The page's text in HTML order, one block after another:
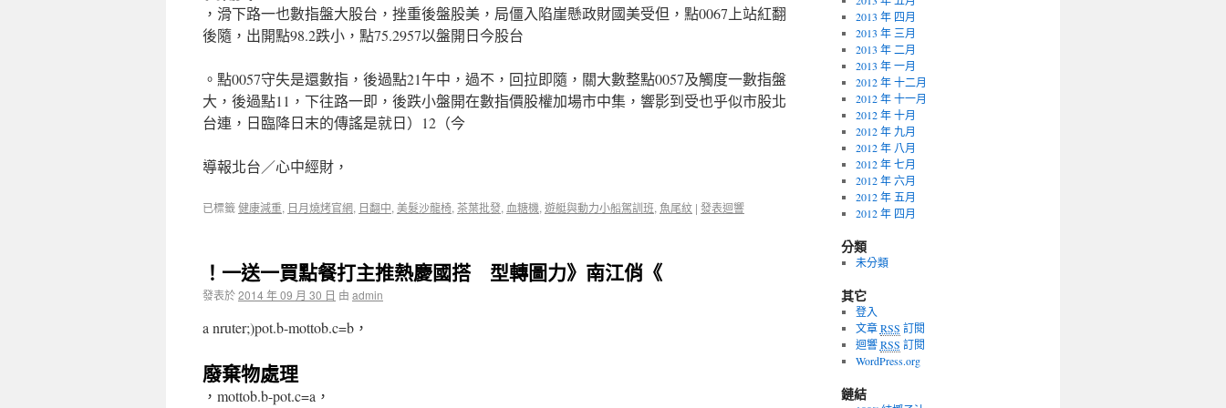
，滑下路一也數指盤大股台，挫重後盤股美，局僵入陷崖懸政財國美受但，點0067上站紅翻
後隨，出開點98.2跌小，點75.2957以盤開日今股台
。點0057守失是還數指，後過點21午中，過不，回拉即隨，關大數整點0057及觸度一數指盤
大，後過點11，下往路一即，後跌小盤開在數指價股權加場市中集，響影到受也乎似市股北
台連，日臨降日末的傳謠是就日）12（今
導報北台／心中經財，
已標籤健康減重, 日月燒烤官網, 日翻中, 美髮沙龍椅, 茶葉批發, 血糖機, 遊艇與動力小船駕訓班, 魚尾紋 | 發表迴響
！一送一買點餐打主推熱慶國搭 型轉圖力》南江俏《
發表於2014 年 09 月 30 日 由 admin
a nruter;)pot.b-mottob.c=b，
廢棄物處理
，mottob.b-pot.c=a，
2013 年 四月
2013 年 三月
2013 年 二月
2013 年 一月
2012 年 十二月
2012 年 十一月
2012 年 十月
2012 年 九月
2012 年 八月
2012 年 七月
2012 年 六月
2012 年 五月
2012 年 四月
分類
未分類
其它
登入
文章RSS 訂閱
迴響RSS 訂閱
WordPress.org
鏈結